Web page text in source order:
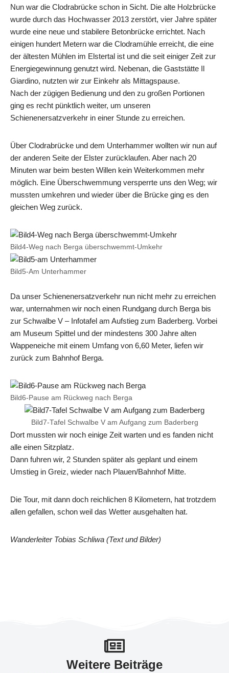
Nun war die Clodrabrücke schon in Sicht. Die alte Holzbrücke
wurde durch das Hochwasser 2013 zerstört, vier Jahre später
wurde eine neue und stabilere Betonbrücke errichtet. Nach
einigen hundert Metern war die Clodramühle erreicht, die eine
der ältesten Mühlen im Elstertal ist und die seit einiger Zeit zur
Energiegewinnung genutzt wird. Nebenan, die Gaststätte Il
Giardino, nutzten wir zur Einkehr als Mittagspause.
Nach der zügigen Bedienung und den zu großen Portionen
ging es recht pünktlich weiter, um unseren
Schienenersatzverkehr in einer Stunde zu erreichen.
Über Clodrabrücke und dem Unterhammer wollten wir nun auf
der anderen Seite der Elster zurücklaufen. Aber nach 20
Minuten war beim besten Willen kein Weiterkommen mehr
möglich. Eine Überschwemmung versperrte uns den Weg; wir
mussten umkehren und wieder über die Brücke ging es den
gleichen Weg zurück.
Bild4-Weg nach Berga überschwemmt-Umkehr
Bild5-Am Unterhammer
Da unser Schienenersatzverkehr nun nicht mehr zu erreichen
war, unternahmen wir noch einen Rundgang durch Berga bis
zur Schwalbe V – Infotafel am Aufstieg zum Baderberg. Vorbei
am Museum Spittel und der mindestens 300 Jahre alten
Wappeneiche mit einem Umfang von 6,60 Meter, liefen wir
zurück zum Bahnhof Berga.
Bild6-Pause am Rückweg nach Berga
Bild7-Tafel Schwalbe V am Aufgang zum Baderberg
Dort mussten wir noch einige Zeit warten und es fanden nicht
alle einen Sitzplatz.
Dann fuhren wir, 2 Stunden später als geplant und einem
Umstieg in Greiz, wieder nach Plauen/Bahnhof Mitte.
Die Tour, mit dann doch reichlichen 8 Kilometern, hat trotzdem
allen gefallen, schon weil das Wetter ausgehalten hat.
Wanderleiter Tobias Schliwa (Text und Bilder)
Weitere Beiträge